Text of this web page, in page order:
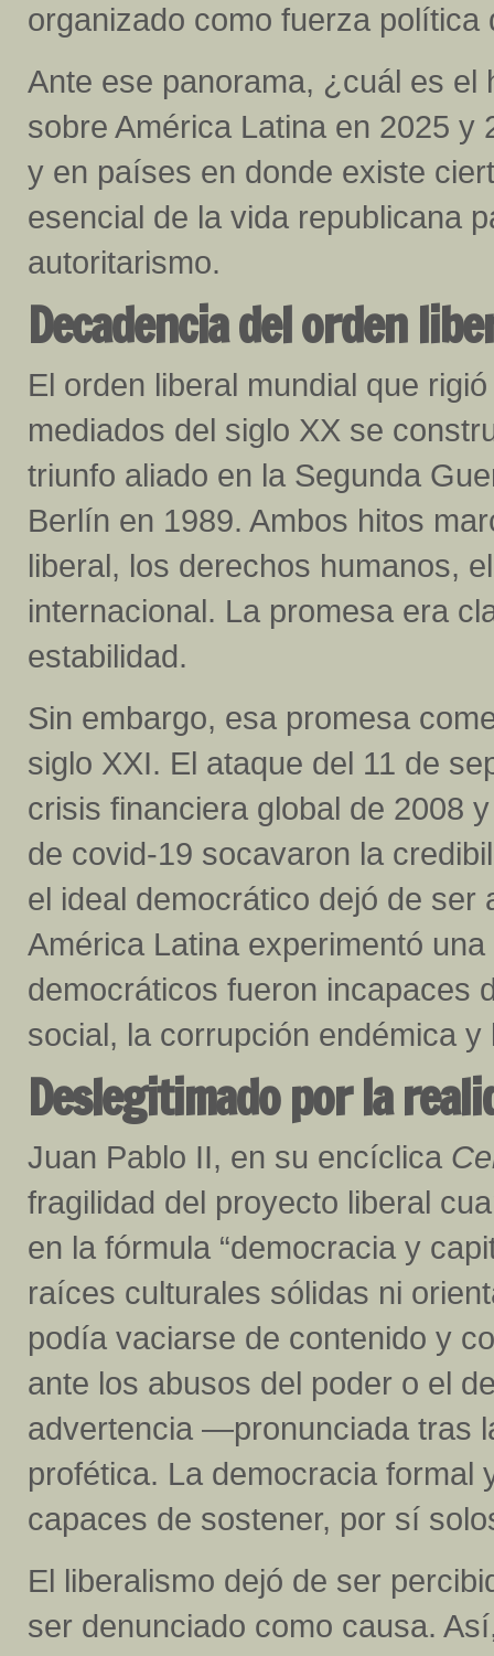
organizado como fuerza política
Ante ese panorama, ¿cuál es
sobre América Latina en 2025 y
y en países en donde existe
esencial de la vida republicana
autoritarismo.
Decadencia del orden
El orden liberal mundial que
mediados del siglo XX se
triunfo aliado en la Segunda
Berlín en 1989. Ambos hitos
liberal, los derechos humanos,
internacional. La promesa era
estabilidad.
Sin embargo, esa promesa
siglo XXI. El ataque del 11 de
crisis financiera global de 2008
de covid-19 socavaron la
el ideal democrático dejó de ser
América Latina experimentó
democráticos fueron incapaces
social, la corrupción endémica
Deslegitimado por la
Juan Pablo II, en su encíclica
fragilidad del proyecto liberal
en la fórmula “democracia y
raíces culturales sólidas ni
podía vaciarse de contenido y
ante los abusos del poder o el
advertencia —pronunciada tras
profética. La democracia formal
capaces de sostener, por sí
El liberalismo dejó de ser
ser denunciado como causa.